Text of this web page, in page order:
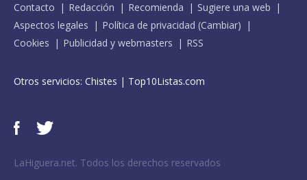
Contacto Redacción Recomienda
Sugiere una web
Aspectos legales
Política de privacidad (Cambiar)
Cookies
Publicidad y webmasters RSS
Otros servicios: Chistes | Top10Listas.com
LaHiguera.net. Todos los derechos reservados